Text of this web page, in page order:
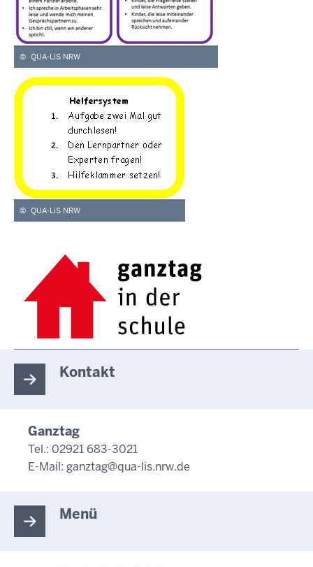
© QUA-LiS NRW
© QUA-LiS NRW
Kontakt
Ganztag
Tel.: 02921 683-3021
E-Mail: ganztag@qua-lis.nrw.de
Menü